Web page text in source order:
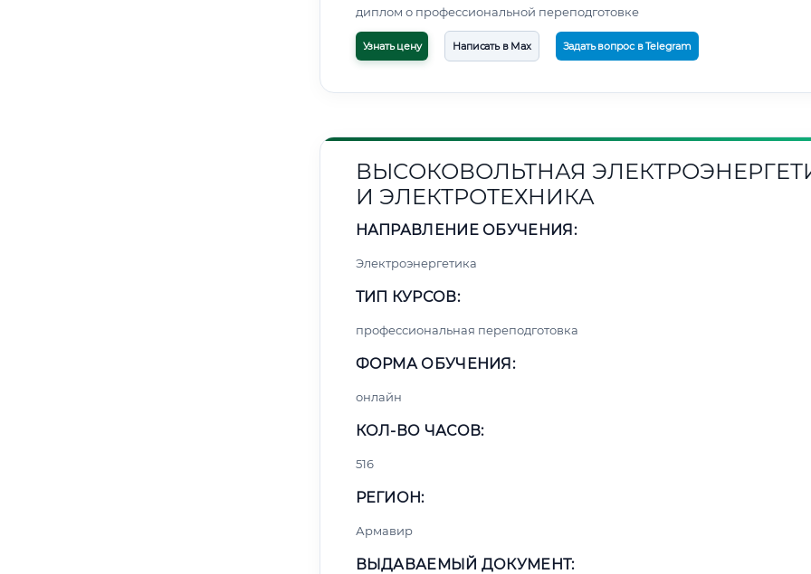
диплом о профессиональной переподготовке
Узнать цену Написать в Max Задать вопрос в Telegram
ВЫСОКОВОЛЬТНАЯ
И ЭЛЕКТРОТЕХНИКА
НАПРАВЛЕНИЕ ОБУЧЕНИЯ:
Электроэнергетика
ТИП КУРСОВ:
профессиональная переподготовка
ФОРМА ОБУЧЕНИЯ:
онлайн
КОЛ-ВО ЧАСОВ:
516
РЕГИОН:
Армавир
ВЫДАВАЕМЫЙ ДОКУМЕНТ: